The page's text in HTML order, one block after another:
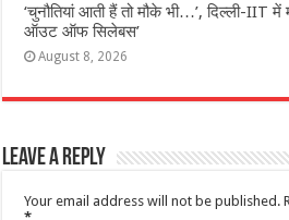
‘चुनौतियां आती हैं तो मौके भी…’, दिल्ली-IIT
ऑउट ऑफ सिलेबस’
August 8, 2026
Leave a Reply
Your email address will not be published.